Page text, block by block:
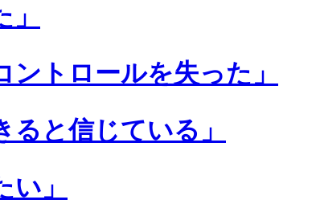
トロールを失った」
と信じている」
」